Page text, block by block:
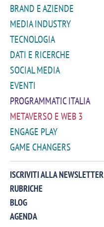
BRAND E AZIENDE
MEDIA INDUSTRY
TECNOLOGIA
DATI E RICERCHE
SOCIAL MEDIA
EVENTI
PROGRAMMATIC ITALIA
METAVERSO E WEB 3
ENGAGE PLAY
GAME CHANGERS
ISCRIVITI ALLA NEWSLETTER
RUBRICHE
BLOG
AGENDA